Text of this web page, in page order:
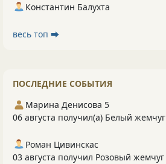
Константин Балухта
весь топ ⮕
ПОСЛЕДНИЕ СОБЫТИЯ
Марина Денисова 5
06 августа получил(а) Белый жемчуг
Роман Цивинскас
03 августа получил Розовый жемчуг